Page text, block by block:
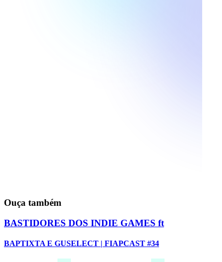
Ouça também
BASTIDORES DOS INDIE GAMES ft
BAPTIXTA E GUSELECT | FIAPCAST #34